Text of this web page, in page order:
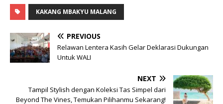
KAKANG MBAKYU MALANG
PREVIOUS
Relawan Lentera Kasih Gelar Deklarasi Dukungan
Untuk WALI
NEXT
Tampil Stylish dengan Koleksi Tas Simpel dari
Beyond The Vines, Temukan Pilihanmu Sekarang!